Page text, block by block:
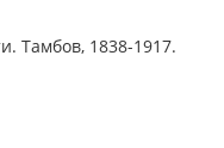
Тамбов, 1838-1917.